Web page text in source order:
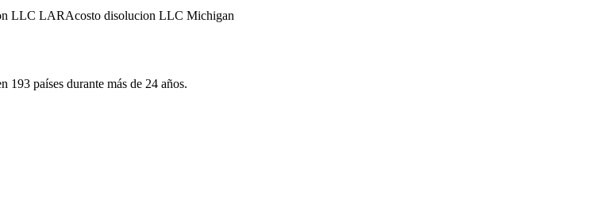
LLC LARAcosto disolucion LLC Michigan
193 países durante más de 24 años.